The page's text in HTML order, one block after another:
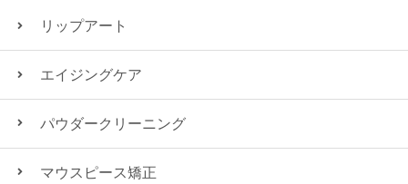
リップアート
エイジングケア
パウダークリーニング
マウスピース矯正